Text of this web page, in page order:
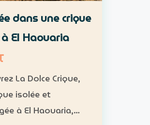
dans une crique
El Haouaria
La Dolce Crique,
isolée et
à El Haouaria,